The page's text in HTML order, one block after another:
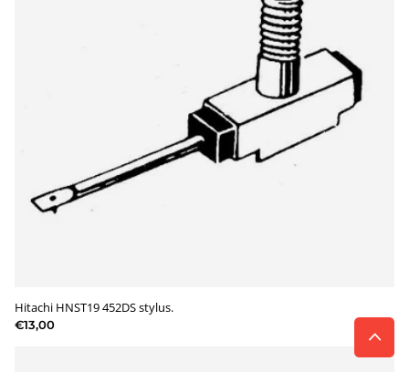
Hitachi HNST19 452DS stylus.
€13,00